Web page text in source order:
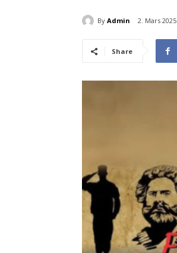
By Admin 2. Mars 2025
Share